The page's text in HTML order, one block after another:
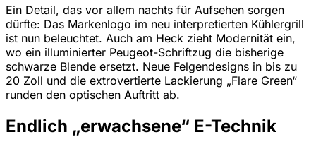
Ein Detail, das vor allem nachts für Aufsehen sorgen
dürfte: Das Markenlogo im neu interpretierten Kühlergrill
ist nun beleuchtet. Auch am Heck zieht Modernität ein,
wo ein illuminierter Peugeot-Schriftzug die bisherige
schwarze Blende ersetzt. Neue Felgendesigns in bis zu
20 Zoll und die extrovertierte Lackierung „Flare Green“
runden den optischen Auftritt ab.
Endlich „erwachsene“ E-Technik